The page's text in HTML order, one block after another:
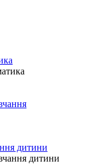
дитини
дитини